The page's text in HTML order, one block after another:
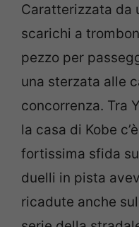
Caratterizzata da
scarichi a
pezzo per
una sterzata alle
concorrenza. Tra
la casa di Kobe
fortissima sfida
duelli in pista
ricadute anche